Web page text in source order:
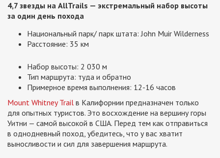
4,7 звезды на AllTrails — экстремальный набор высоты
за один день похода
Национальный парк/ парк штата: John Muir Wilderness
Расстояние: 35 км
Набор высоты: 2 030 м
Тип маршрута: туда и обратно
Примерное время выполнения: 12-16 часов
Mount Whitney Trail в Калифорнии предназначен только
для опытных туристов. Это восхождение на вершину горы
Уитни — самой высокой в США. Перед тем как отправиться
в однодневный поход, убедитесь, что у вас хватит
выносливости и сил для завершения маршрута.